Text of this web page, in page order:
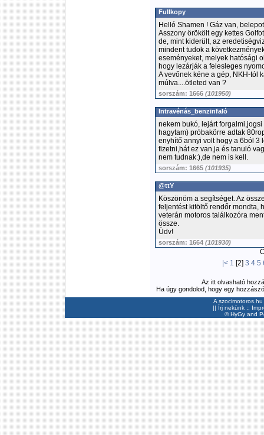
Fullkopy
Helló Shamen ! Gáz van,
Asszony örökölt egy kettes
de, mint kiderült, az
mindent tudok a
eseményeket, melyek hatósági
hogy lezárják a felesleges
A vevőnek kéne a gép, NKH-tól
múlva....ötleted van ?
sorszám: 1666 (101950)
Intravénás_benzinfaló
nekem bukó, lejárt
hagytam) próbakörre adtak
enyhítő annyi volt hogy a 6ból 3
fizetni,hát ez van,ja és tanuló
nem tudnak:),de nem is kell.
sorszám: 1665 (101935)
@ttY
Köszönöm a segítséget. Az
feljentést kitöltő rendőr mondta,
veterán motoros találkozóra
össze.
Üdv!
sorszám: 1664 (101930)
|< 1 [2] 3 4 5
Az itt olvasható
Ha úgy gondolod, hogy egy
A
|| Írj nekünk ::
©HyGyand